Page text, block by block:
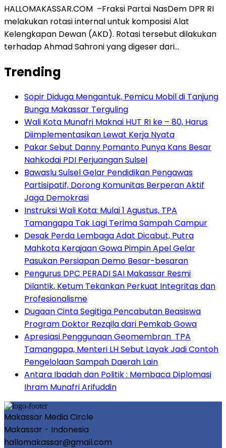
HALLOMAKASSAR.COM –Fraksi Partai NasDem DPR RI
melakukan rotasi internal untuk komposisi Alat
Kelengkapan Dewan (AKD). Rotasi tersebut dilakukan
terhadap Ahmad Sahroni yang digeser dari…
Trending
Sopir Diduga Mengantuk, Pemicu Mobil di Tanjung
Bunga Makassar Terguling
Wali Kota Munafri Maknai HUT RI ke – 80, Harus
Diimplementasikan Lewat Kerja Nyata
Pakar Sebut Danny Pomanto Punya Kans Besar
Nahkodai PDI Perjuangan Sulsel
Bawaslu Sulsel Gelar Pendidikan Pengawas
Partisipatif, Dorong Komunitas Berperan Aktif
Jaga Demokrasi
Instruksi Wali Kota: Mulai 1 Agustus, TPA
Tamangapa Tak Lagi Terima Sampah Campur
Desak Perda Lembaga Adat Dicabut, Putra
Mahkota Kerajaan Gowa Pimpin Apel Gelar
Pasukan Persiapan Demo Besar-besaran
Pengurus DPC PERADI SAI Makassar Resmi
Dilantik, Ketum Tekankan Perkuat Integritas dan
Profesionalisme
Dugaan Cinta Segitiga Pencabutan Beasiswa
Program Doktor Rezqila dari Pemkab Gowa
Apresiasi Penggunaan Geomembran TPA
Tamangapa, Menteri LH Sebut Layak Jadi Contoh
Pengelolaan Sampah Daerah Lain
Antara Ibadah dan Politik : Membaca Diplomasi
Ihram Munafri Arifuddin
Makassar Media Circle
Makassar - Indonesia
hallomakassar@gmail.com